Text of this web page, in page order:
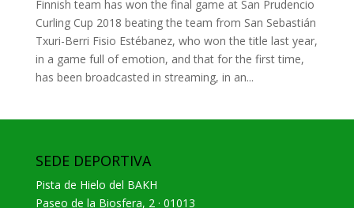
Finnish team has won the final game at San Prudencio
Curling Cup 2018 beating the team from San Sebastián
Txuri-Berri Fisio Estébanez, who won the title last year,
in a game full of emotion, and that for the first time,
has been broadcasted in streaming, in an...
SEDE DEPORTIVA
Pista de Hielo del BAKH
Paseo de la Biosfera, 2 · 01013